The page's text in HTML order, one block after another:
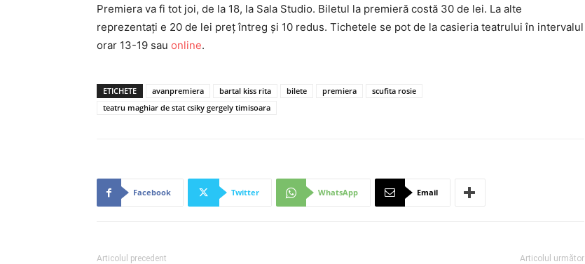
Premiera va fi tot joi, de la 18, la Sala Studio. Biletul la premieră costă 30 de lei. La alte
reprezentați e 20 de lei preț întreg și 10 redus. Tichetele se pot de la casieria teatrului în intervalul
orar 13-19 sau online.
ETICHETE avanpremiera bartal kiss rita bilete premiera
scufita rosie
teatru maghiar de stat csiky gergely timisoara
Facebook Twitter WhatsApp Email
Articolul precedent Articolul următor